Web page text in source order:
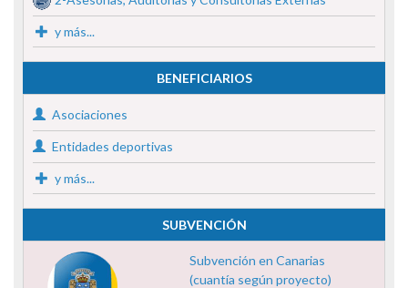
y más...
BENEFICIARIOS
Asociaciones
Entidades deportivas
y más...
SUBVENCIÓN
Subvención en Canarias
(cuantía según proyecto)